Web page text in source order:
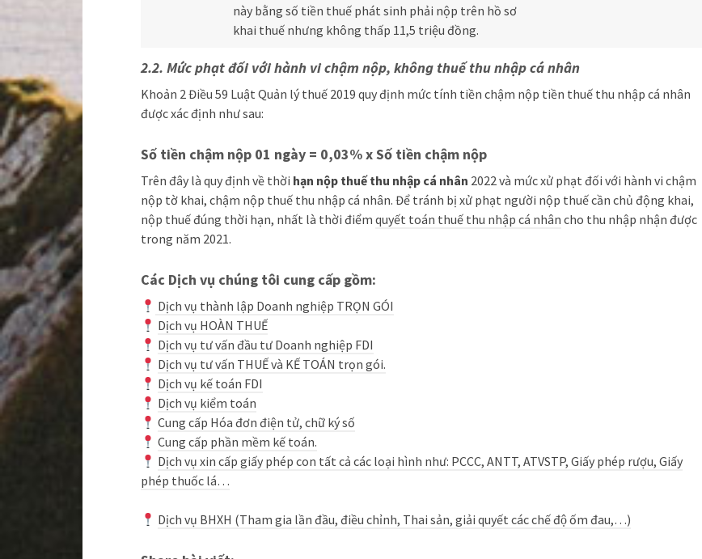
này bằng số tiền thuế phát sinh phải nộp trên hồ sơ
khai thuế nhưng không thấp 11,5 triệu đồng.
2.2. Mức phạt đối với hành vi chậm nộp, không thuế thu nhập cá nhân
Khoản 2 Điều 59 Luật Quản lý thuế 2019 quy định mức tính tiền chậm nộp tiền thuế thu nhập cá nhân
được xác định như sau:
Số tiền chậm nộp 01 ngày = 0,03% x Số tiền chậm nộp
Trên đây là quy định về thời hạn nộp thuế thu nhập cá nhân 2022 và mức xử phạt đối với hành vi chậm
nộp tờ khai, chậm nộp thuế thu nhập cá nhân. Để tránh bị xử phạt người nộp thuế cần chủ động khai,
nộp thuế đúng thời hạn, nhất là thời điểm quyết toán thuế thu nhập cá nhân cho thu nhập nhận được
trong năm 2021.
Các Dịch vụ chúng tôi cung cấp gồm:
Dịch vụ thành lập Doanh nghiệp TRỌN GÓI
Dịch vụ HOÀN THUẾ
Dịch vụ tư vấn đầu tư Doanh nghiệp FDI
Dịch vụ tư vấn THUẾ và KẾ TOÁN trọn gói.
Dịch vụ kế toán FDI
Dịch vụ kiểm toán
Cung cấp Hóa đơn điện tử, chữ ký số
Cung cấp phần mềm kế toán.
Dịch vụ xin cấp giấy phép con tất cả các loại hình như: PCCC, ANTT, ATVSTP, Giấy phép rượu, Giấy
phép thuốc lá…
Dịch vụ BHXH (Tham gia lần đầu, điều chỉnh, Thai sản, giải quyết các chế độ ốm đau,…)